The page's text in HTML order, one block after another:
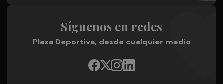
Síguenos en redes
Plaza Deportiva, desde cualquier medio